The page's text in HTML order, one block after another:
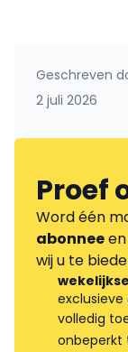
Geschreven
2 juli 2026
Proef
Word één
abonnee
wij u te
volledig
onbeperkt